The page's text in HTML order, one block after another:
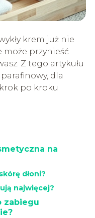
krem już nie
może przynieść
Z tego artykułu
dla
po kroku
na
dłoni?
najwięcej?
zabiegu